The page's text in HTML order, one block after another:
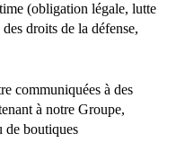
(obligation légale, lutte
droits de la défense,
communiquées à des
à notre Groupe,
de boutiques